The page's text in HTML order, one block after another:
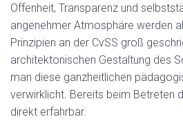
Offenheit, Transparenz und
angenehmer Atmosphäre werden
Prinzipien an der CvSS groß
architektonischen Gestaltung des
man diese ganzheitlichen
verwirklicht. Bereits beim Betreten
direkt erfahrbar.